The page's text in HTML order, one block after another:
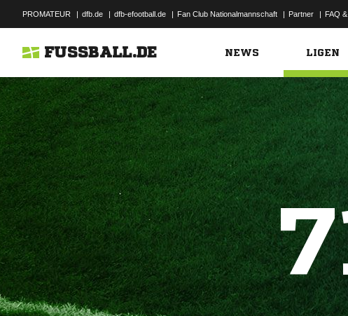
PROMATEUR | dfb.de | dfb-efootball.de | Fan Club Nationalmannschaft | Partner | FAQ
FUSSBALL.DE NEWS LIGEN